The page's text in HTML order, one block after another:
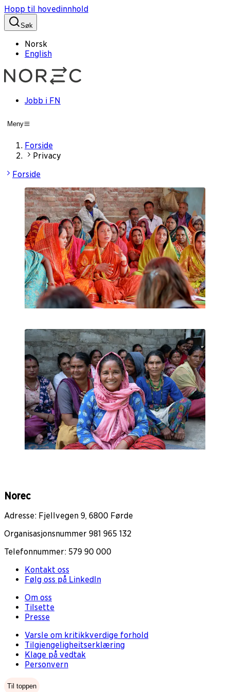
Hopp til hovedinnhold
Søk
Norsk
English
Jobb i FN
Meny
Forside
Privacy
Forside
Norec
Adresse: Fjellvegen 9, 6800 Førde
Organisasjonsnummer 981 965 132
Telefonnummer: 579 90 000
Kontakt oss
Følg oss på LinkedIn
Om oss
Tilsette
Presse
Varsle om kritikkverdige forhold
Tilgjengeligheitserklæring
Klage på vedtak
Personvern
Til toppen